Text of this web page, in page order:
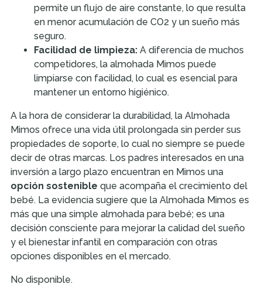
permite un flujo de aire constante, lo que resulta
en menor acumulación de CO2 y un sueño más
seguro.
Facilidad de limpieza: A diferencia de muchos
competidores, la almohada Mimos puede
limpiarse con facilidad, lo cual es esencial para
mantener un entorno higiénico.
A la hora de considerar la durabilidad, la Almohada
Mimos ofrece una vida útil prolongada sin perder sus
propiedades de soporte, lo cual no siempre se puede
decir de otras marcas. Los padres interesados en una
inversión a largo plazo encuentran en Mimos una
opción sostenible que acompaña el crecimiento del
bebé. La evidencia sugiere que la Almohada Mimos es
más que una simple almohada para bebé; es una
decisión consciente para mejorar la calidad del sueño
y el bienestar infantil en comparación con otras
opciones disponibles en el mercado.
No disponible.